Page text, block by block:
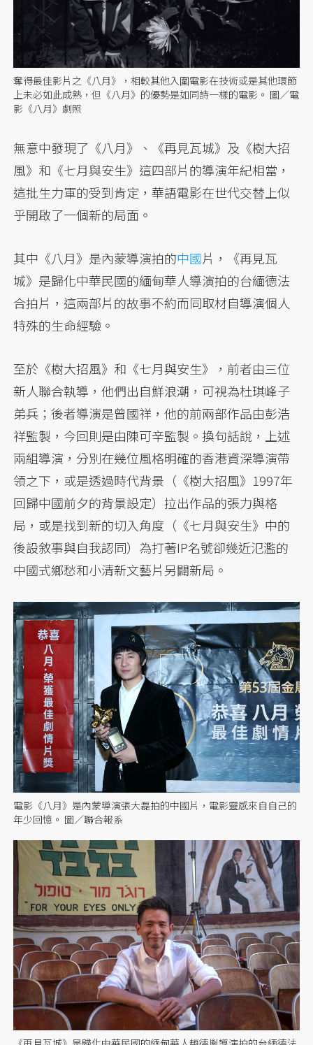
奪得最佳影片之《八月》，相較其他入圍電影在技術或是其他環節
上未必如此成熟，但《八月》的優勢是如同詩一樣的電影。 圖／電
影《八月》劇照
無意中發現了《八月》、《再見瓦城》及《樹大招
風》和《七月與安生》這四部片的導演年紀相當，
這批生力軍的受到肯定，華語電影在世代交替上似
乎開啟了一個新的局面。
其中《八月》是內蒙導演拍的中國片，《再見瓦
城》是歸化中華民國的緬甸華人導演拍的台緬德法
合拍片，這兩部片的故事不約而同取材自導演個人
特殊的生命經驗。
至於《樹大招風》和《七月與安生》，前者由三位
新人聯合執導，他們出自鮮浪潮，可視為杜琪峰子
弟兵；後者導演是曾國祥，他的前兩部作品由彭浩
祥監製，今回則是由陳可辛監製。換句話說，上述
兩組導演，分別在幾位風格明確的香港資深導演帶
領之下，或是透過時代背景（《樹大招風》1997年
回歸中國前夕的背景設定）拉出作品的張力與格
局，或是找到新的切入角度（《七月與安生》中的
後設敘事與自我認同）為打著IP名號卻幾近氾濫的
中國式鄉愁和小清新文藝片另闢新局。
電影《八月》是內蒙導演張大磊拍的中國片，電影靈感來自自己的
年少回憶。 圖／聯合報系